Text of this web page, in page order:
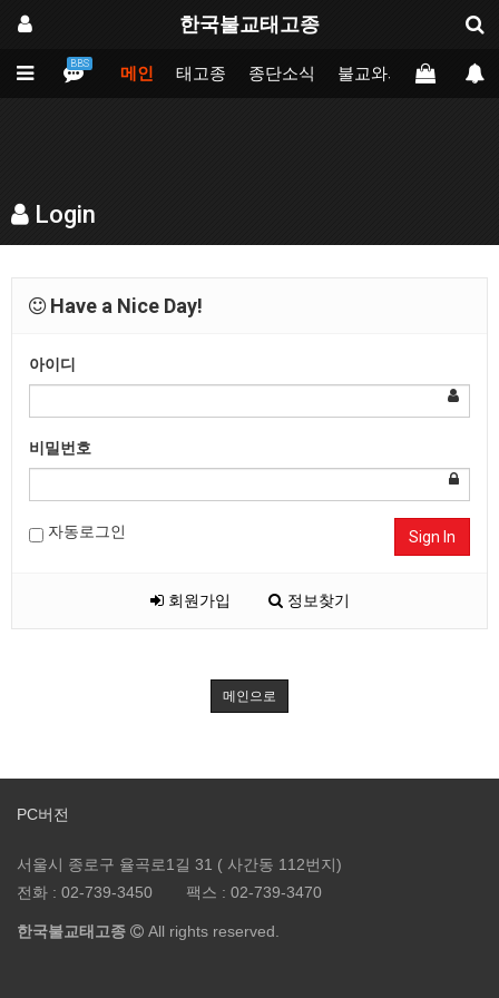
한국불교태고종
BBS
메인 태고종 종단소식 불교와의만남 업
Login
Have a Nice Day!
아이디
비밀번호
자동로그인 Sign In
회원가입 정보찾기
메인으로
PC버전
서울시 종로구 율곡로1길 31 ( 사간동 112번지)
전화 : 02-739-3450 팩스 : 02-739-3470
한국불교태고종 All rights reserved.